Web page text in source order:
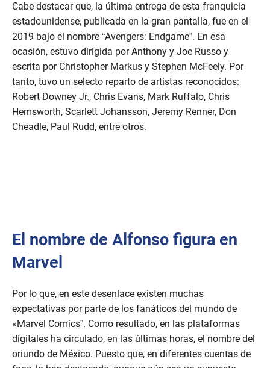
Cabe destacar que, la última entrega de esta franquicia
estadounidense, publicada en la gran pantalla, fue en el
2019 bajo el nombre “Avengers: Endgame”. En esa
ocasión, estuvo dirigida por Anthony y Joe Russo y
escrita por Christopher Markus y Stephen McFeely. Por
tanto, tuvo un selecto reparto de artistas reconocidos:
Robert Downey Jr., Chris Evans, Mark Ruffalo, Chris
Hemsworth, Scarlett Johansson, Jeremy Renner, Don
Cheadle, Paul Rudd, entre otros.
El nombre de Alfonso figura en
Marvel
Por lo que, en este desenlace existen muchas
expectativas por parte de los fanáticos del mundo de
«Marvel Comics”. Como resultado, en las plataformas
digitales ha circulado, en las últimas horas, el nombre del
oriundo de México. Puesto que, en diferentes cuentas de